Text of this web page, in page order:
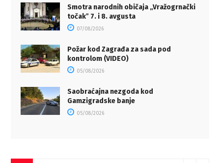
Smotra narodnih običaja „Vražogrnački
točakˮ 7. i 8. avgusta
07/08/2026
Požar kod Zagrađa za sada pod
kontrolom (VIDEO)
05/08/2026
Saobraćajna nezgoda kod
Gamzigradske banje
05/08/2026